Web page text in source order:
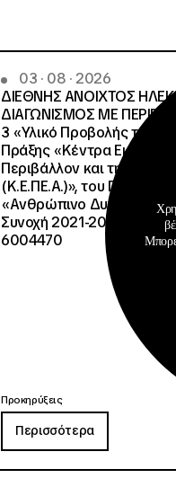
03 · 08 · 2026
ΔΙΕΘΝΗΣ ΑΝΟΙΧΤΟΣ
ΔΙΑΓΩΝΙΣΜΟΣ ΜΕ
3 «Υλικό Προβολής της
Πράξης «Κέντρα
Περιβάλλον και την
(Κ.Ε.ΠΕ.Α.)», του
«Ανθρώπινο Δυναμικό
Συνοχή 2021-2027», με
6004470
Προκηρύξεις
Περισσότερα